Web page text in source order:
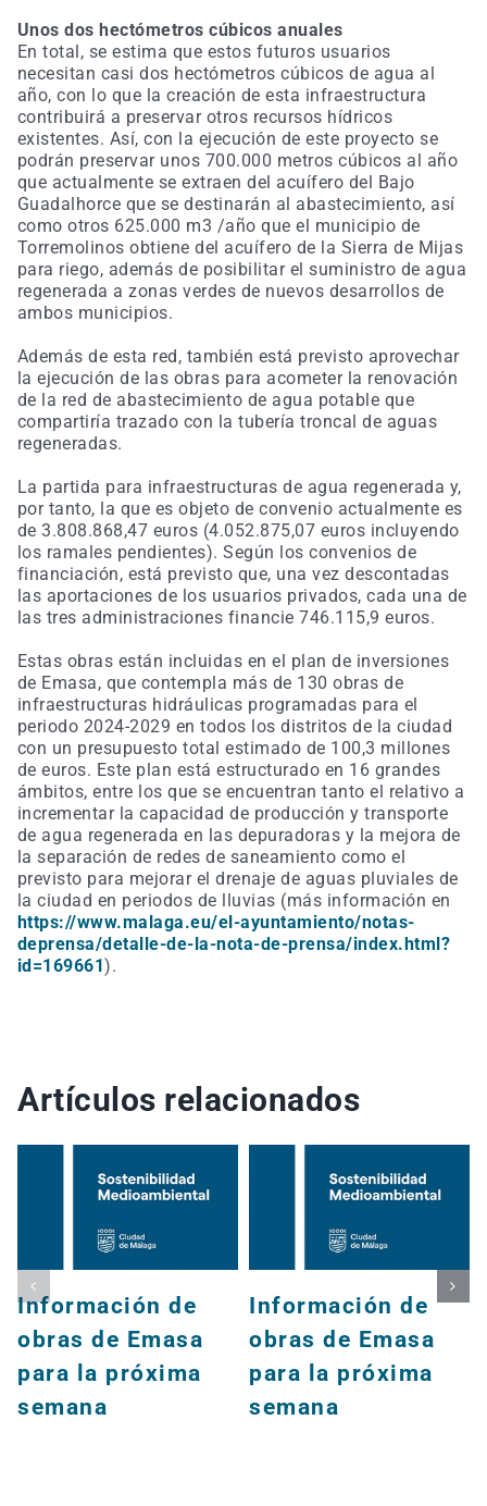
Unos dos hectómetros cúbicos anuales
En total, se estima que estos futuros usuarios
necesitan casi dos hectómetros cúbicos de agua al
año, con lo que la creación de esta infraestructura
contribuirá a preservar otros recursos hídricos
existentes. Así, con la ejecución de este proyecto se
podrán preservar unos 700.000 metros cúbicos al año
que actualmente se extraen del acuífero del Bajo
Guadalhorce que se destinarán al abastecimiento, así
como otros 625.000 m3 /año que el municipio de
Torremolinos obtiene del acuífero de la Sierra de Mijas
para riego, además de posibilitar el suministro de agua
regenerada a zonas verdes de nuevos desarrollos de
ambos municipios.
Además de esta red, también está previsto aprovechar
la ejecución de las obras para acometer la renovación
de la red de abastecimiento de agua potable que
compartiría trazado con la tubería troncal de aguas
regeneradas.
La partida para infraestructuras de agua regenerada y,
por tanto, la que es objeto de convenio actualmente es
de 3.808.868,47 euros (4.052.875,07 euros incluyendo
los ramales pendientes). Según los convenios de
financiación, está previsto que, una vez descontadas
las aportaciones de los usuarios privados, cada una de
las tres administraciones financie 746.115,9 euros.
Estas obras están incluidas en el plan de inversiones
de Emasa, que contempla más de 130 obras de
infraestructuras hidráulicas programadas para el
periodo 2024-2029 en todos los distritos de la ciudad
con un presupuesto total estimado de 100,3 millones
de euros. Este plan está estructurado en 16 grandes
ámbitos, entre los que se encuentran tanto el relativo a
incrementar la capacidad de producción y transporte
de agua regenerada en las depuradoras y la mejora de
la separación de redes de saneamiento como el
previsto para mejorar el drenaje de aguas pluviales de
la ciudad en periodos de lluvias (más información en
https://www.malaga.eu/el-ayuntamiento/notas-
deprensa/detalle-de-la-nota-de-prensa/index.html?
id=169661).
Artículos relacionados
Información de
obras de Emasa
para la próxima
semana
Información de
obras de Emasa
para la próxima
semana